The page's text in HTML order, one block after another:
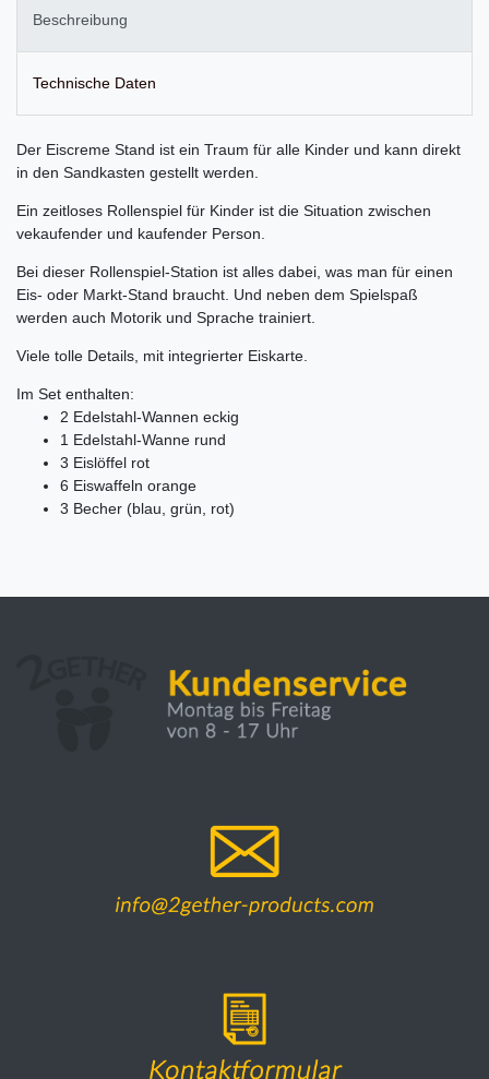
Beschreibung
Technische Daten
Der Eiscreme Stand ist ein Traum für alle Kinder und kann direkt
in den Sandkasten gestellt werden.
Ein zeitloses Rollenspiel für Kinder ist die Situation zwischen
vekaufender und kaufender Person.
Bei dieser Rollenspiel-Station ist alles dabei, was man für einen
Eis- oder Markt-Stand braucht. Und neben dem Spielspaß
werden auch Motorik und Sprache trainiert.
Viele tolle Details, mit integrierter Eiskarte.
Im Set enthalten:
2 Edelstahl-Wannen eckig
1 Edelstahl-Wanne rund
3 Eislöffel rot
6 Eiswaffeln orange
3 Becher (blau, grün, rot)